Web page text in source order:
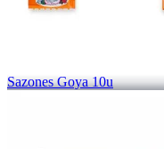
Sazones Goya 10u